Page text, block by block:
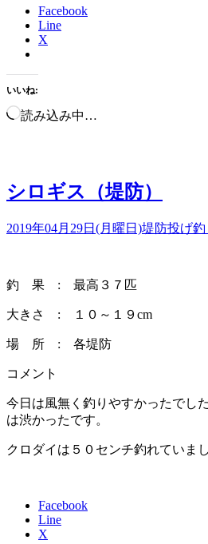
Facebook
Line
X
いいね:
読み込み中…
シロギス（堤防）
2019年04月29日(月曜日)堤防投げ釣
釣 果 : 最高３７匹
大きさ : １０～１９cm
場 所 : 各堤防
コメント
今日は風無く釣りやすかったでし
は渋かったです。
クロダイは５０センチ釣れていまし
Facebook
Line
X